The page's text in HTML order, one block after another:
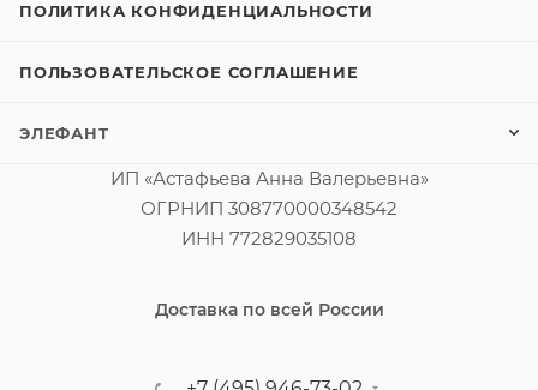
ПОЛИТИКА КОНФИДЕНЦИАЛЬНОСТИ
ПОЛЬЗОВАТЕЛЬСКОЕ СОГЛАШЕНИЕ
ЭЛЕФАНТ
ИП «Астафьева Анна Валерьевна»
ОГРНИП 308770000348542
ИНН 772829035108
Доставка по всей России